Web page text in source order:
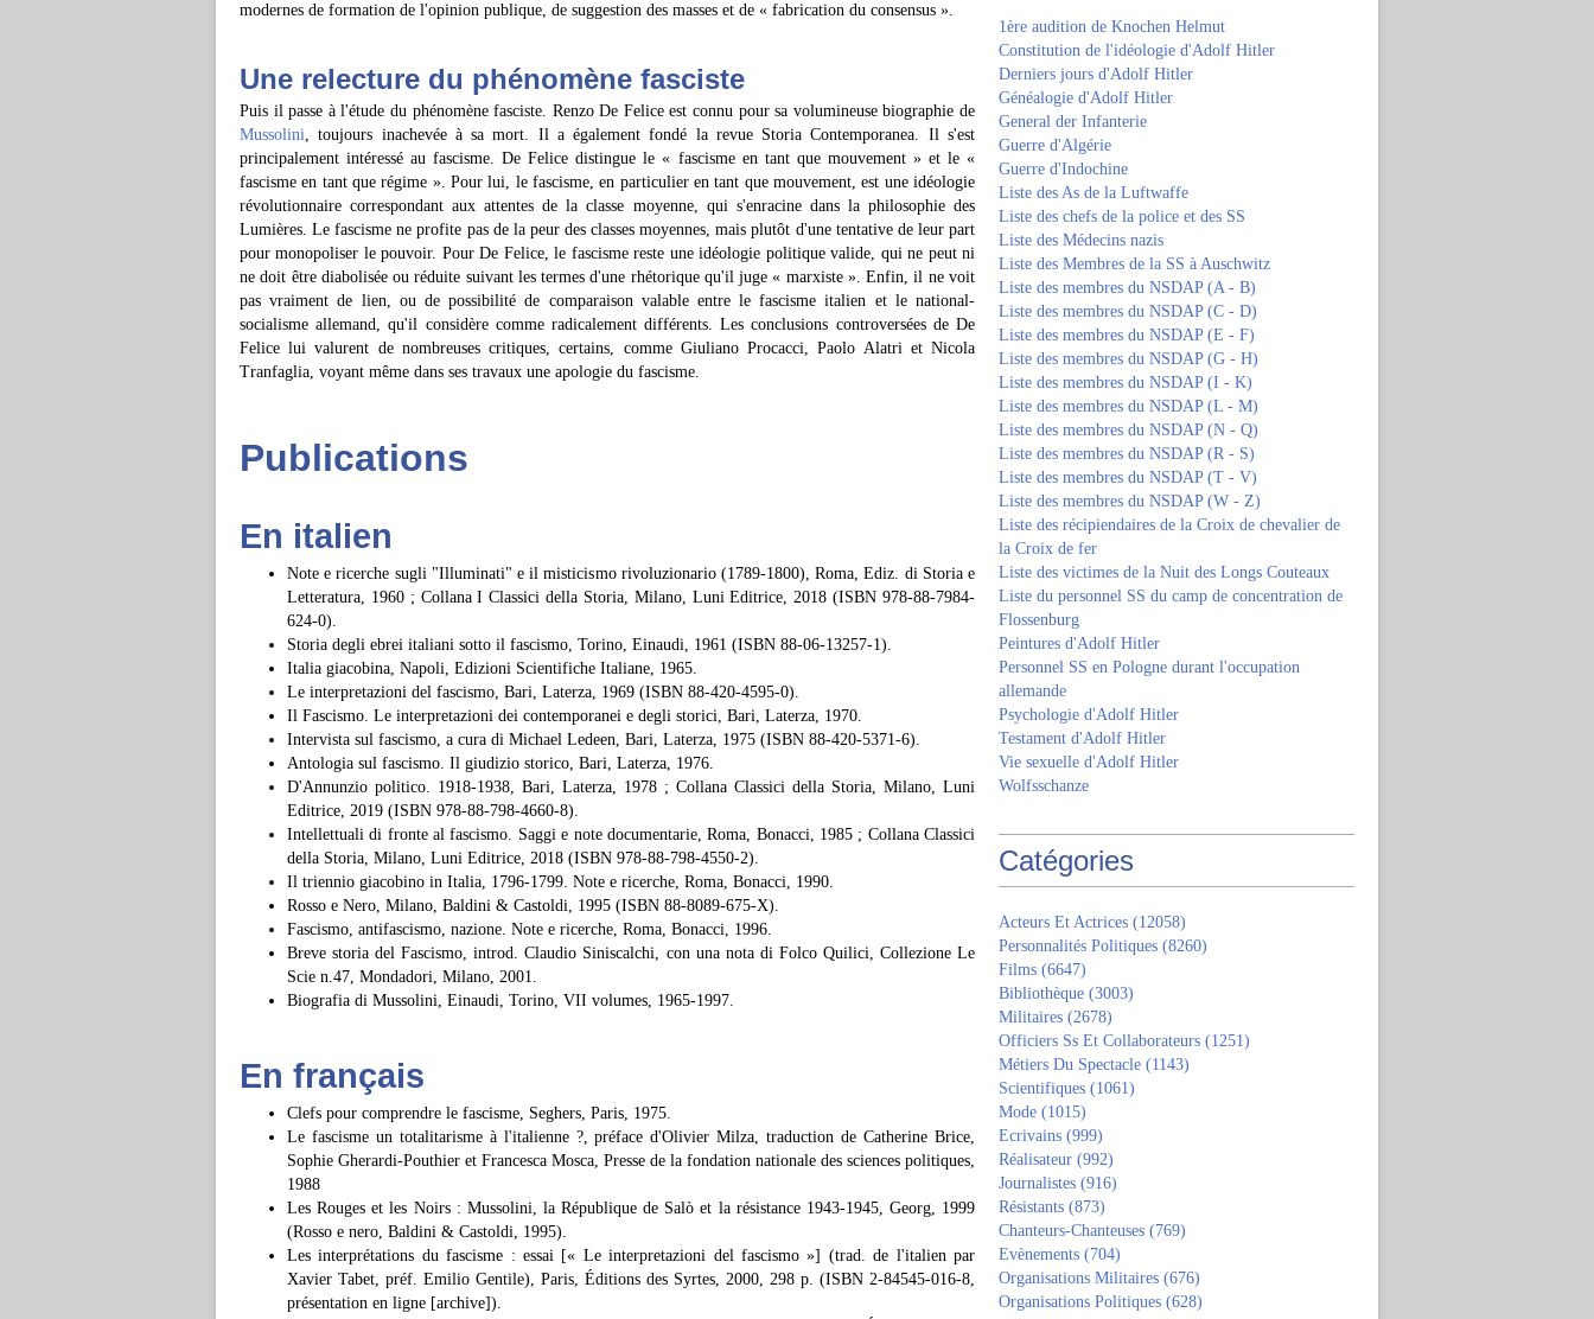
modernes de formation de l'opinion publique, de suggestion des masses et de « fabrication du consensus ».
Une relecture du phénomène fasciste
Puis il passe à l'étude du phénomène fasciste. Renzo De Felice est connu pour sa volumineuse biographie de
Mussolini, toujours inachevée à sa mort. Il a également fondé la revue Storia Contemporanea. Il s'est
principalement intéressé au fascisme. De Felice distingue le « fascisme en tant que mouvement » et le «
fascisme en tant que régime ». Pour lui, le fascisme, en particulier en tant que mouvement, est une idéologie
révolutionnaire correspondant aux attentes de la classe moyenne, qui s'enracine dans la philosophie des
Lumières. Le fascisme ne profite pas de la peur des classes moyennes, mais plutôt d'une tentative de leur part
pour monopoliser le pouvoir. Pour De Felice, le fascisme reste une idéologie politique valide, qui ne peut ni
ne doit être diabolisée ou réduite suivant les termes d'une rhétorique qu'il juge « marxiste ». Enfin, il ne voit
pas vraiment de lien, ou de possibilité de comparaison valable entre le fascisme italien et le national-
socialisme allemand, qu'il considère comme radicalement différents. Les conclusions controversées de De
Felice lui valurent de nombreuses critiques, certains, comme Giuliano Procacci, Paolo Alatri et Nicola
Tranfaglia, voyant même dans ses travaux une apologie du fascisme.
Publications
En italien
Note e ricerche sugli "Illuminati" e il misticismo rivoluzionario (1789-1800), Roma, Ediz. di Storia e
Letteratura, 1960 ; Collana I Classici della Storia, Milano, Luni Editrice, 2018 (ISBN 978-88-7984-
624-0).
Storia degli ebrei italiani sotto il fascismo, Torino, Einaudi, 1961 (ISBN 88-06-13257-1).
Italia giacobina, Napoli, Edizioni Scientifiche Italiane, 1965.
Le interpretazioni del fascismo, Bari, Laterza, 1969 (ISBN 88-420-4595-0).
Il Fascismo. Le interpretazioni dei contemporanei e degli storici, Bari, Laterza, 1970.
Intervista sul fascismo, a cura di Michael Ledeen, Bari, Laterza, 1975 (ISBN 88-420-5371-6).
Antologia sul fascismo. Il giudizio storico, Bari, Laterza, 1976.
D'Annunzio politico. 1918-1938, Bari, Laterza, 1978 ; Collana Classici della Storia, Milano, Luni
Editrice, 2019 (ISBN 978-88-798-4660-8).
Intellettuali di fronte al fascismo. Saggi e note documentarie, Roma, Bonacci, 1985 ; Collana Classici
della Storia, Milano, Luni Editrice, 2018 (ISBN 978-88-798-4550-2).
Il triennio giacobino in Italia, 1796-1799. Note e ricerche, Roma, Bonacci, 1990.
Rosso e Nero, Milano, Baldini & Castoldi, 1995 (ISBN 88-8089-675-X).
Fascismo, antifascismo, nazione. Note e ricerche, Roma, Bonacci, 1996.
Breve storia del Fascismo, introd. Claudio Siniscalchi, con una nota di Folco Quilici, Collezione Le
Scie n.47, Mondadori, Milano, 2001.
Biografia di Mussolini, Einaudi, Torino, VII volumes, 1965-1997.
En français
Clefs pour comprendre le fascisme, Seghers, Paris, 1975.
Le fascisme un totalitarisme à l'italienne ?, préface d'Olivier Milza, traduction de Catherine Brice,
Sophie Gherardi-Pouthier et Francesca Mosca, Presse de la fondation nationale des sciences politiques,
1988
Les Rouges et les Noirs : Mussolini, la République de Salò et la résistance 1943-1945, Georg, 1999
(Rosso e nero, Baldini & Castoldi, 1995).
Les interprétations du fascisme : essai [« Le interpretazioni del fascismo »] (trad. de l'italien par
Xavier Tabet, préf. Emilio Gentile), Paris, Éditions des Syrtes, 2000, 298 p. (ISBN 2-84545-016-8,
présentation en ligne [archive]).
1ère audition de Knochen Helmut
Constitution de l'idéologie d'Adolf Hitler
Derniers jours d'Adolf Hitler
Généalogie d'Adolf Hitler
General der Infanterie
Guerre d'Algérie
Guerre d'Indochine
Liste des As de la Luftwaffe
Liste des chefs de la police et des SS
Liste des Médecins nazis
Liste des Membres de la SS à Auschwitz
Liste des membres du NSDAP (A - B)
Liste des membres du NSDAP (C - D)
Liste des membres du NSDAP (E - F)
Liste des membres du NSDAP (G - H)
Liste des membres du NSDAP (I - K)
Liste des membres du NSDAP (L - M)
Liste des membres du NSDAP (N - Q)
Liste des membres du NSDAP (R - S)
Liste des membres du NSDAP (T - V)
Liste des membres du NSDAP (W - Z)
Liste des récipiendaires de la Croix de chevalier de
la Croix de fer
Liste des victimes de la Nuit des Longs Couteaux
Liste du personnel SS du camp de concentration de
Flossenburg
Peintures d'Adolf Hitler
Personnel SS en Pologne durant l'occupation
allemande
Psychologie d'Adolf Hitler
Testament d'Adolf Hitler
Vie sexuelle d'Adolf Hitler
Wolfsschanze
Catégories
Acteurs Et Actrices (12058)
Personnalités Politiques (8260)
Films (6647)
Bibliothèque (3003)
Militaires (2678)
Officiers Ss Et Collaborateurs (1251)
Métiers Du Spectacle (1143)
Scientifiques (1061)
Mode (1015)
Ecrivains (999)
Réalisateur (992)
Journalistes (916)
Résistants (873)
Chanteurs-Chanteuses (769)
Evènements (704)
Organisations Militaires (676)
Organisations Politiques (628)